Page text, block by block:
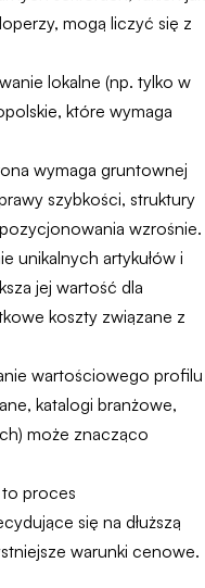
mogą liczyć się z
lokalne (np. tylko w
które wymaga
wymaga gruntownej
szybkości, struktury
wzrośnie.
unikalnych artykułów i
jej wartość dla
koszty związane z
wartościowego profilu
katalogi branżowe,
może znacząco
proces
się na dłuższą
warunki cenowe.